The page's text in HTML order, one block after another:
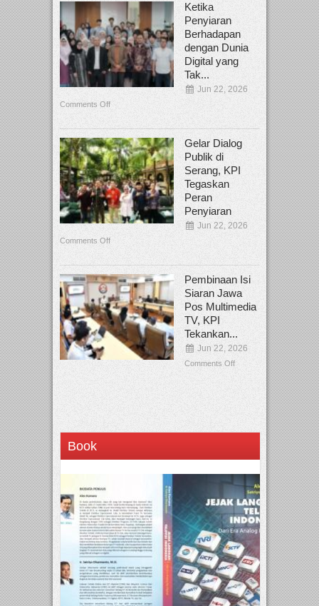
Ketika
Penyiaran
Berhadapan
dengan Dunia
Digital yang
Tak...
Jun 22, 2026
Comments Off
Gelar Dialog
Publik di
Serang, KPI
Tegaskan
Peran
Penyiaran
Jun 22, 2026
Comments Off
Pembinaan Isi
Siaran Jawa
Pos Multimedia
TV, KPI
Tekankan...
Jun 22, 2026
Comments Off
Book